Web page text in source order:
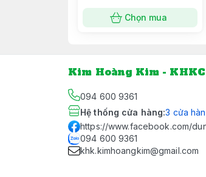
Chọn mua
Kim Hoàng Kim -
094 600 9361
Hệ thống cửa hàng:3 cửa
https://www.facebook.com/
094 600 9361
khk.kimhoangkim@gmail.com